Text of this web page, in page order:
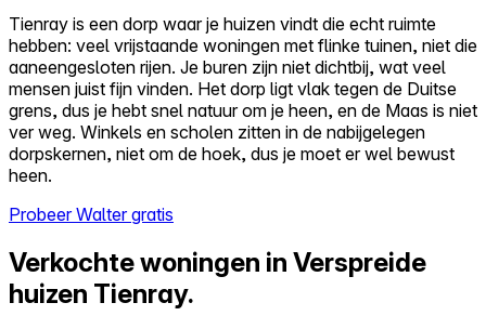
Reviews
Prijzen
Log in
Probeer Walter gratis
Tienray is een dorp waar je huizen vindt die echt ruimte
hebben: veel vrijstaande woningen met flinke tuinen, niet die
aaneengesloten rijen. Je buren zijn niet dichtbij, wat veel
mensen juist fijn vinden. Het dorp ligt vlak tegen de Duitse
grens, dus je hebt snel natuur om je heen, en de Maas is niet
ver weg. Winkels en scholen zitten in de nabijgelegen
dorpskernen, niet om de hoek, dus je moet er wel bewust
heen.
Probeer Walter gratis
Verkochte woningen in Verspreide
huizen Tienray.